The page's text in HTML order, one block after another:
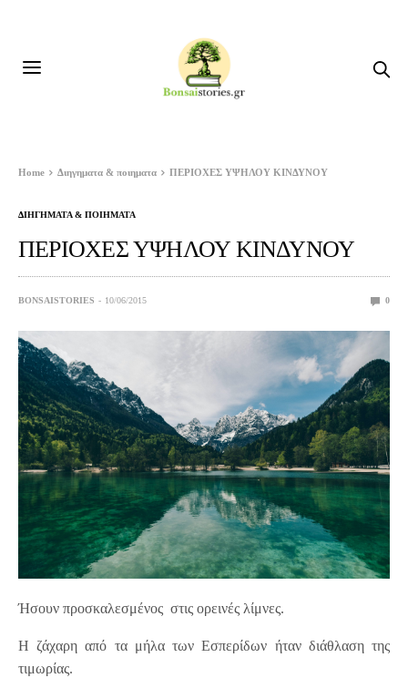
Home Διηγηματα & ποιηματα ΠΕΡΙΟΧΕΣ ΥΨΗΛΟΥ ΚΙΝΔΥΝΟΥ
ΔΙΗΓΗΜΑΤΑ & ΠΟΙΗΜΑΤΑ
ΠΕΡΙΟΧΕΣ ΥΨΗΛΟΥ ΚΙΝΔΥΝΟΥ
BONSAISTORIES 10/06/2015 0
Ήσουν προσκαλεσμένος στις ορεινές λίμνες.
Η ζάχαρη από τα μήλα των Εσπερίδων ήταν διάθλαση της
τιμωρίας.